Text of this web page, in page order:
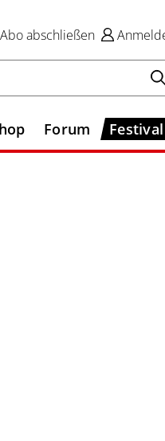
Aboabschließen
Forum Festival